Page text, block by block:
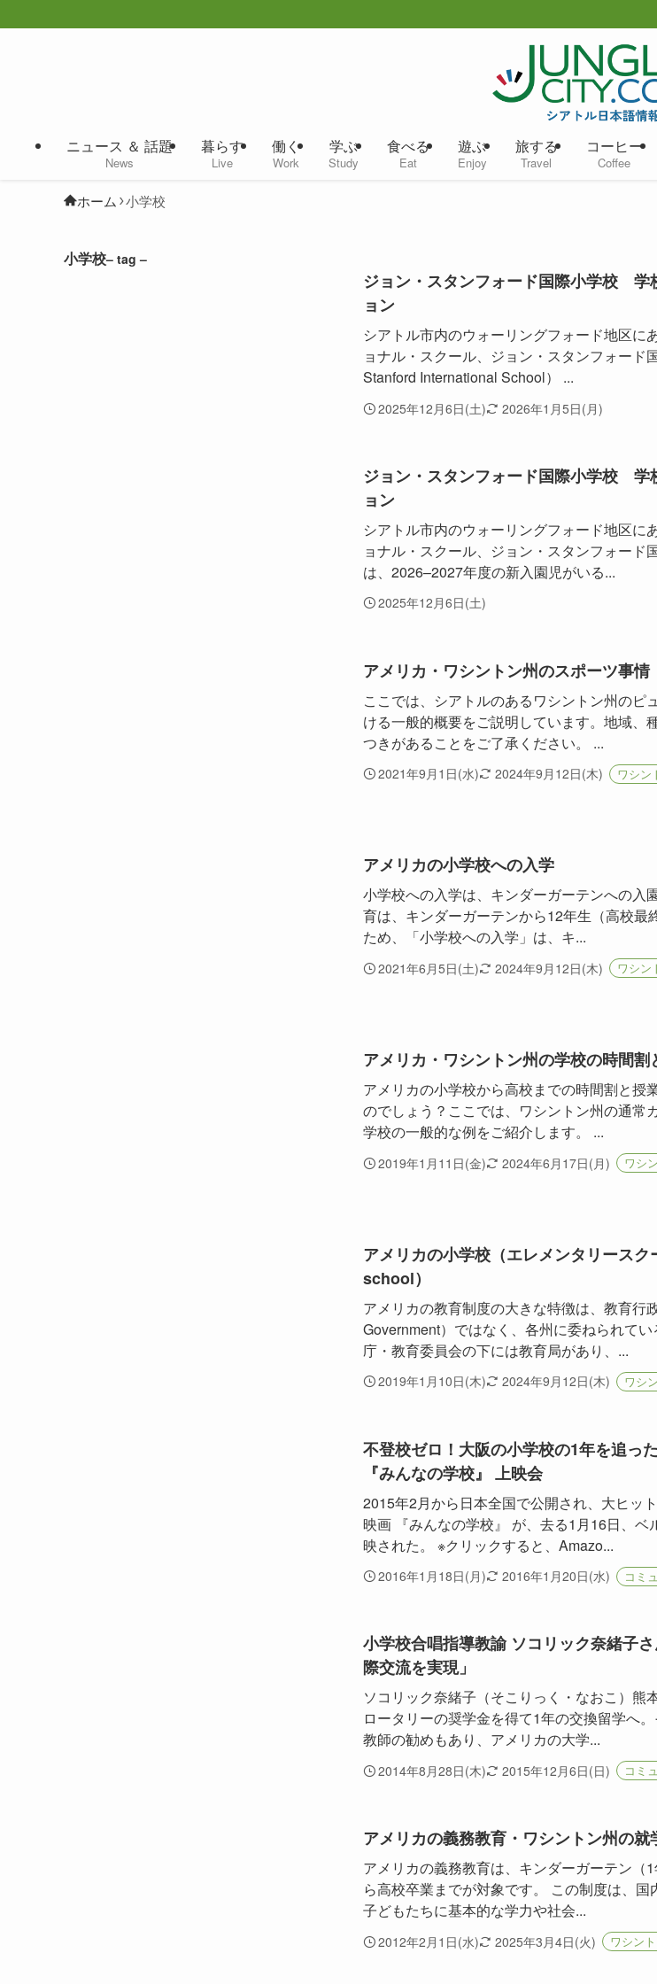
ニュース ＆ 話題
News
暮らす
Live
働く
Work
学ぶ
Study
食べる
Eat
遊ぶ
Enjoy
旅する
Travel
コーヒー
Coffee
ホーム 小学校
小学校– tag –
ジョン・スタンフォード国際小学校 学
ョン
シアトル市内のウォーリングフォード地区に
ョナル・スクール、ジョン・スタンフォード
Stanford International School） ...
2025年12月6日(土) 2026年1月5日(月)
ジョン・スタンフォード国際小学校 学
ョン
シアトル市内のウォーリングフォード地区に
ョナル・スクール、ジョン・スタンフォード
は、2026–2027年度の新入園児がいる...
2025年12月6日(土)
アメリカ・ワシントン州のスポーツ事
ここでは、シアトルのあるワシントン州のピ
ける一般的概要をご説明しています。地域、
つきがあることをご了承ください。 ...
2021年9月1日(水) 2024年9月12日(木) ワシン
アメリカの小学校への入学
小学校への入学は、キンダーガーテンへの入
育は、キンダーガーテンから12年生（高校最
ため、「小学校への入学」は、キ...
2021年6月5日(土) 2024年9月12日(木) ワシン
アメリカ・ワシントン州の学校の時間割
アメリカの小学校から高校までの時間割と授
のでしょう？ここでは、ワシントン州の通常
学校の一般的な例をご紹介します。 ...
2019年1月11日(金) 2024年6月17日(月) ワシ
アメリカの小学校（エレメンタリース
school）
アメリカの教育制度の大きな特徴は、教育行
Government）ではなく、各州に委ねられて
庁・教育委員会の下には教育局があり、...
2019年1月10日(木) 2024年9月12日(木) ワシ
不登校ゼロ！大阪の小学校の1年を追っ
『みんなの学校』 上映会
2015年2月から日本全国で公開され、大ヒッ
映画 『みんなの学校』 が、去る1月16日、ベ
映された。 ※クリックすると、Amazo...
2016年1月18日(月) 2016年1月20日(水) コミ
小学校合唱指導教諭 ソコリック奈緒子
際交流を実現」
ソコリック奈緒子（そこりっく・なおこ）熊
ロータリーの奨学金を得て1年の交換留学へ
教師の勧めもあり、アメリカの大学...
2014年8月28日(木) 2015年12月6日(日) コミ
アメリカの義務教育・ワシントン州の就
アメリカの義務教育は、キンダーガーテン（
ら高校卒業までが対象です。 この制度は、国
子どもたちに基本的な学力や社会...
2012年2月1日(水) 2025年3月4日(火) ワシン